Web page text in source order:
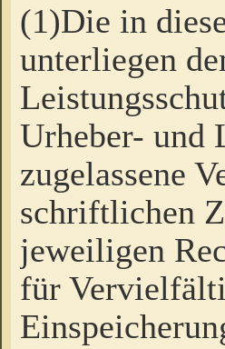
(1)Die in
unterliegen
Urheber- und
zugelassene
schriftlichen
jeweiligen
für